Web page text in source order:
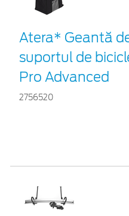
Atera* Geantă
suportul de
Pro Advanced
2756520